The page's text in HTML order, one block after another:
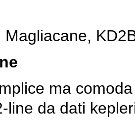
Magliacane,
ma
line da dati